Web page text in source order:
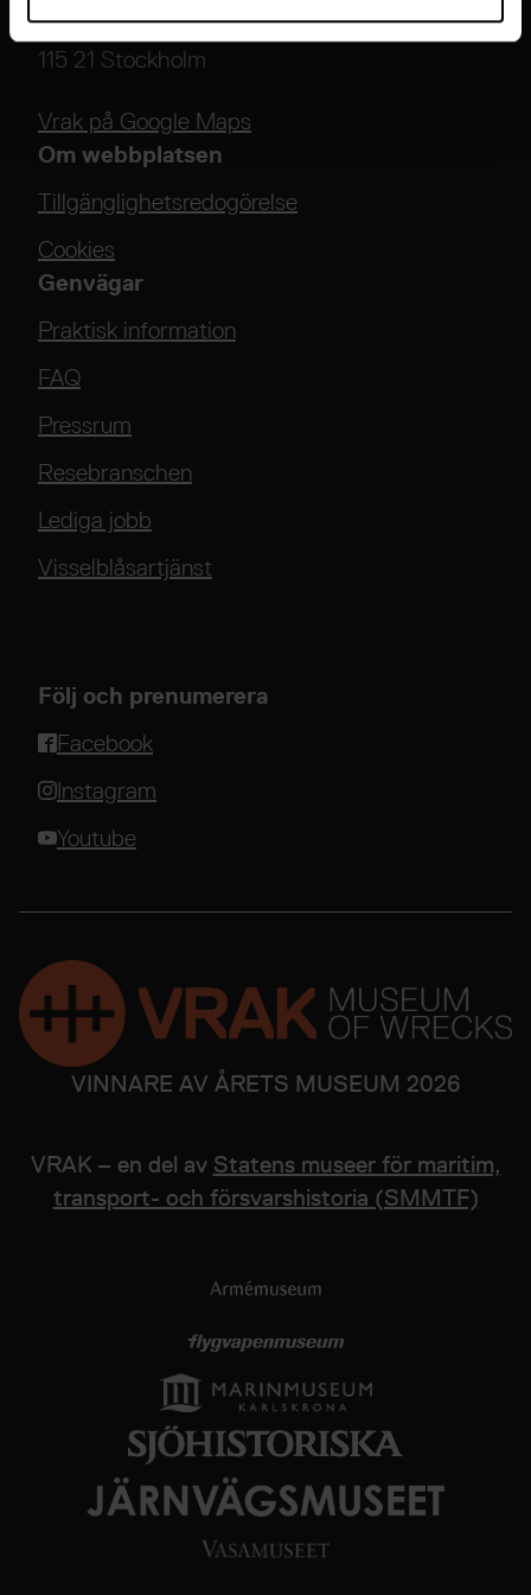
Djurgårdsstrand 17
115 21 Stockholm
Vrak på Google Maps
Om webbplatsen
Tillgänglighetsredogörelse
Cookies
Genvägar
Praktisk information
FAQ
Pressrum
Resebranschen
Lediga jobb
Visselblåsartjänst
Följ och prenumerera
Facebook
Instagram
Youtube
VINNARE AV ÅRETS MUSEUM 2026
VRAK – en del av Statens museer för maritim,
transport- och försvarshistoria (SMMTF)